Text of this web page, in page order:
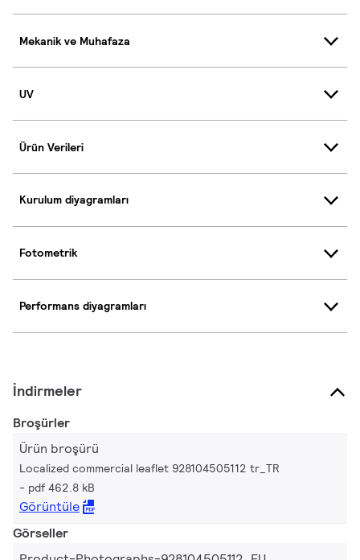
Mekanik ve Muhafaza
UV
Ürün Verileri
Kurulum diyagramları
Fotometrik
Performans diyagramları
İndirmeler
Broşürler
Ürün broşürü
Localized commercial leaflet 928104505112 tr_TR
pdf 462.8 kB
Görüntüle
Görseller